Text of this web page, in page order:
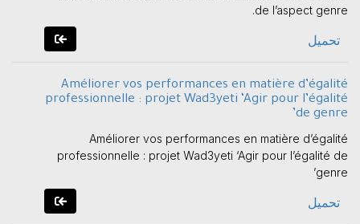
de l’aspect genre.
تحميل
Améliorer vos performances en matière d’égalité
professionnelle : projet Wad3yeti ‘Agir pour l’égalité
de genre’
Améliorer vos performances en matière d’égalité
professionnelle : projet Wad3yeti ‘Agir pour l’égalité de
genre’
تحميل